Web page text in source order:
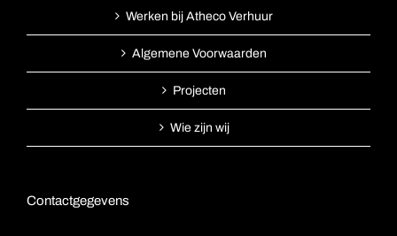
Werken bij Atheco Verhuur
Algemene Voorwaarden
Projecten
Wie zijn wij
Contactgegevens